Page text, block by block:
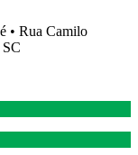
• Rua Camilo